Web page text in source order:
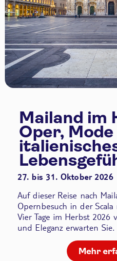
Mailand im
Oper,
27. bis 31. Oktober 2026
Auf dieser Reise nach
Opernbesuch in der Scala
Vier Tage im Herbst 2026
und Eleganz erwarten Sie.
Mehr